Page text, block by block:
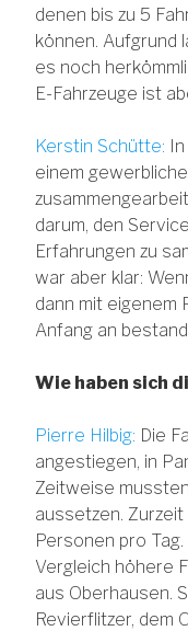
denen bis zu 5
können. Aufgrund
es noch
E-Fahrzeuge ist
Kerstin Schütte:
einem
darum, den
Erfahrungen zu
war aber klar:
dann mit eigenem
Anfang an
Wie haben sich
Pierre Hilbig: Die
angestiegen, in
Zeitweise
aussetzen.
Personen pro
Vergleich höhere
aus Oberhausen.
Revierflitzer, dem